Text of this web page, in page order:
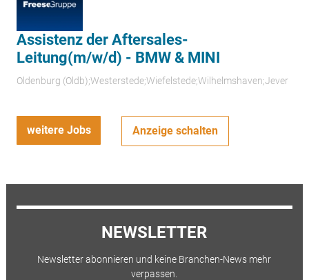
Assistenz der Aftersales-
Leitung(m/w/d) - BMW & MINI
Oldenburg (Oldb);Westerstede;Wiefelstede;Wilhelmshaven;Jever
weitere Jobs Anzeige schalten
NEWSLETTER
Newsletter abonnieren und keine Branchen-News mehr
verpassen.